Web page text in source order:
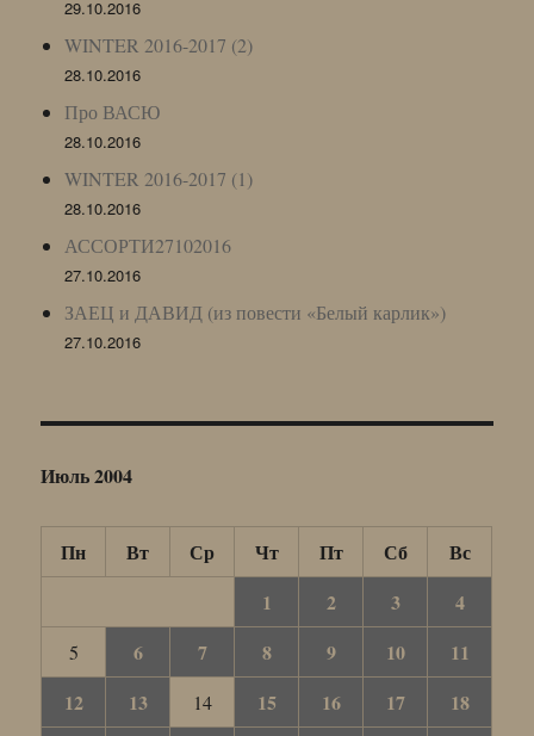
29.10.2016
WINTER 2016-2017 (2)
28.10.2016
Про ВАСЮ
28.10.2016
WINTER 2016-2017 (1)
28.10.2016
АССОРТИ27102016
27.10.2016
ЗАЕЦ и ДАВИД (из повести «Белый карлик»)
27.10.2016
Июль 2004
Пн Вт Ср Чт Пт Сб
Вс
1
2 3 4
5 6 7 8 9 10
11
12
13 14 15 16 17
18